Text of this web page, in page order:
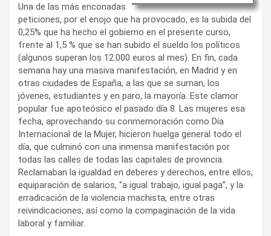
Una de las más enconadas
peticiones, por el enojo que ha provocado, es la subida del
0,25% que ha hecho el gobierno en el presente curso,
frente al 1,5 % que se han subido el sueldo los políticos
(algunos superan los 12.000 euros al mes). En fin, cada
semana hay una masiva manifestación, en Madrid y en
otras ciudades de España, a las que se suman, los
jóvenes, estudiantes y en paro, la mayoría. Este clamor
popular fue apoteósico el pasado día 8. Las mujeres esa
fecha, aprovechando su conmemoración como Día
Internacional de la Mujer, hicieron huelga general todo el
día, que culminó con una inmensa manifestación por
todas las calles de todas las capitales de provincia.
Reclamaban la igualdad en deberes y derechos, entre ellos,
equiparación de salarios, “a igual trabajo, igual paga”, y la
erradicación de la violencia machista, entre otras
reivindicaciones, así como la compaginación de la vida
laboral y familiar.